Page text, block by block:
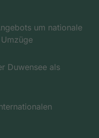
um nationale
Duwensee als